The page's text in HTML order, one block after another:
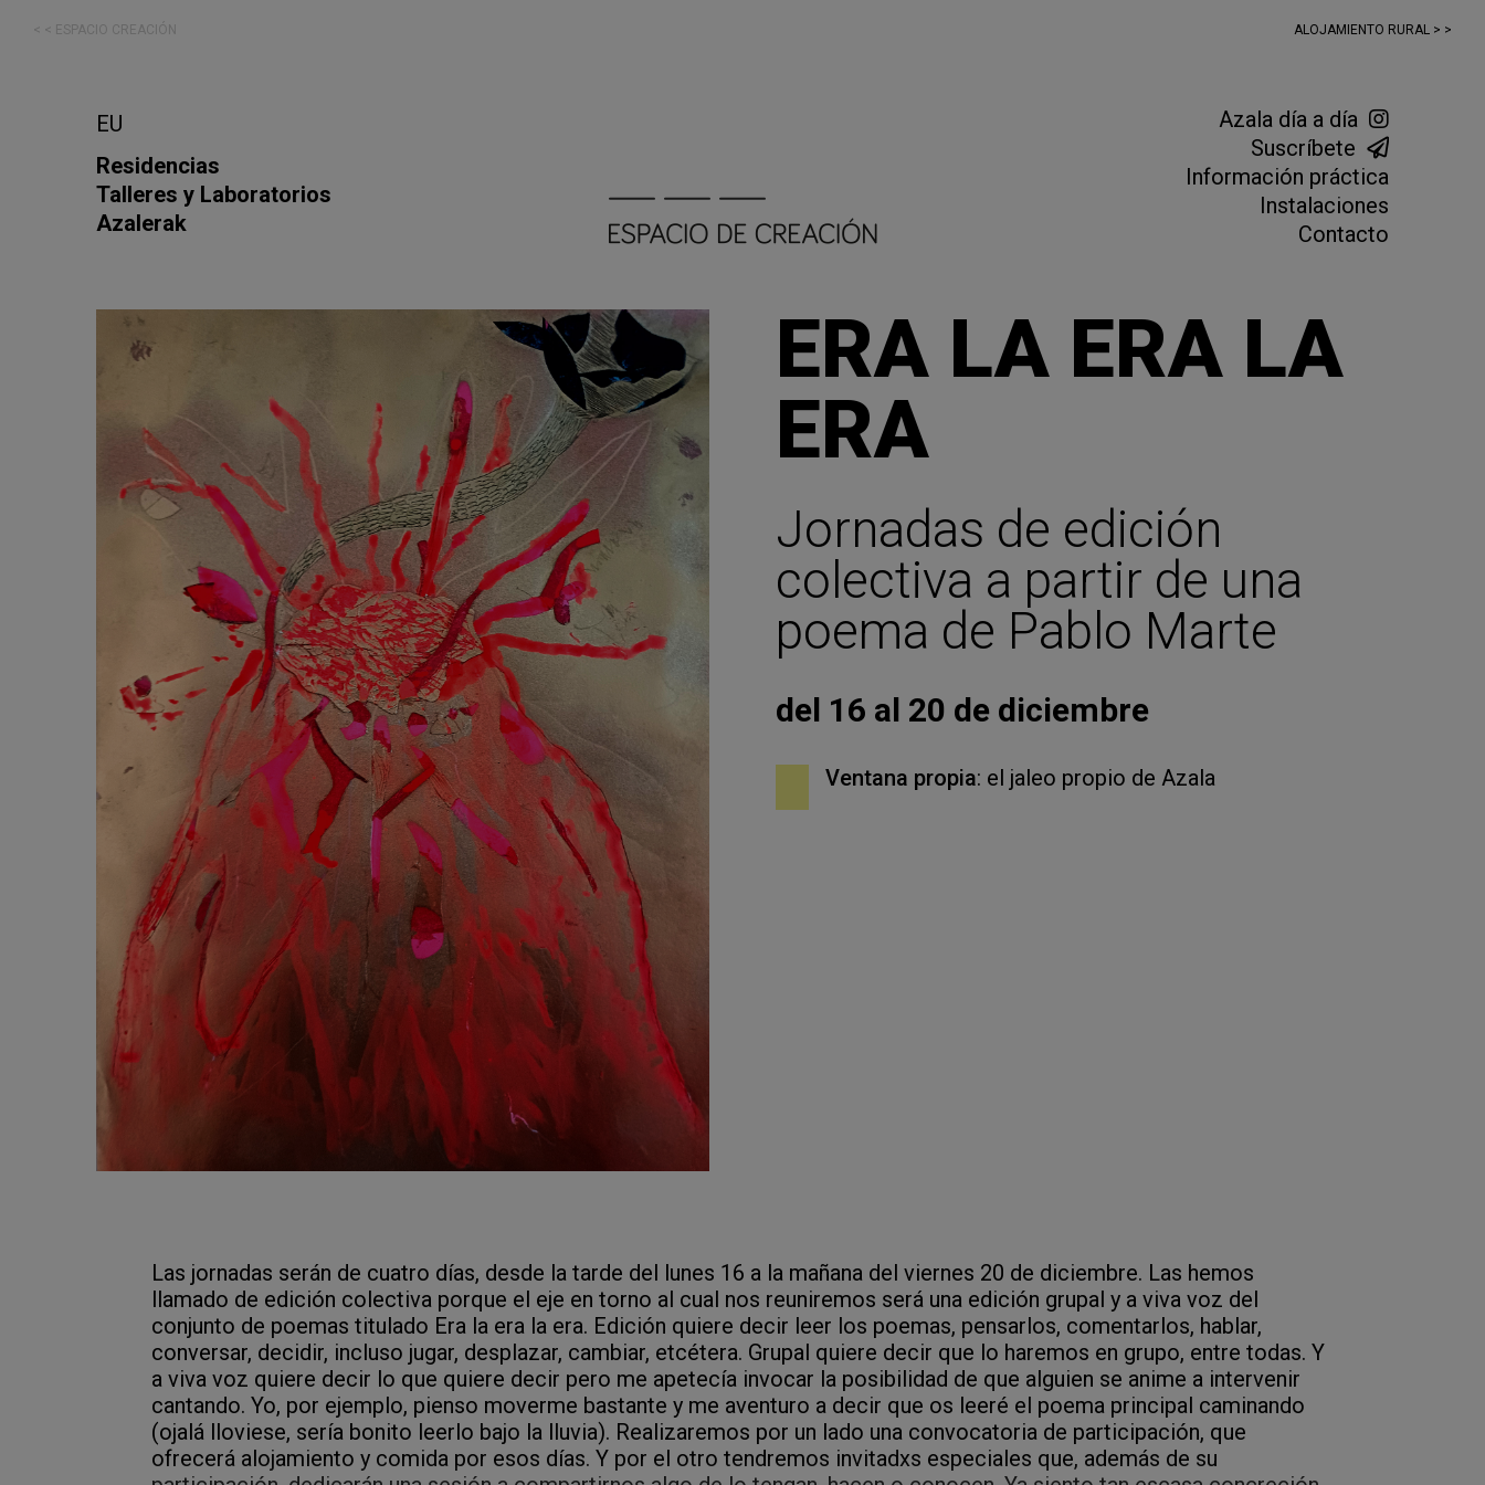
< < ESPACIO CREACIÓN ALOJAMIENTO RURAL > >
EU
Residencias
Talleres y Laboratorios
Azalerak
Azala día a día
Suscríbete
Información práctica
Instalaciones
Contacto
ERA LA ERA LA
ERA
Jornadas de edición
colectiva a partir de una
poema de Pablo Marte
del 16 al 20 de diciembre
Ventana propia: el jaleo propio de Azala
Las jornadas serán de cuatro días, desde la tarde del lunes 16 a la mañana del viernes 20 de diciembre. Las hemos
llamado de edición colectiva porque el eje en torno al cual nos reuniremos será una edición grupal y a viva voz del
conjunto de poemas titulado Era la era la era. Edición quiere decir leer los poemas, pensarlos, comentarlos, hablar,
conversar, decidir, incluso jugar, desplazar, cambiar, etcétera. Grupal quiere decir que lo haremos en grupo, entre todas. Y
a viva voz quiere decir lo que quiere decir pero me apetecía invocar la posibilidad de que alguien se anime a intervenir
cantando. Yo, por ejemplo, pienso moverme bastante y me aventuro a decir que os leeré el poema principal caminando
(ojalá lloviese, sería bonito leerlo bajo la lluvia). Realizaremos por un lado una convocatoria de participación, que
ofrecerá alojamiento y comida por esos días. Y por el otro tendremos invitadxs especiales que, además de su